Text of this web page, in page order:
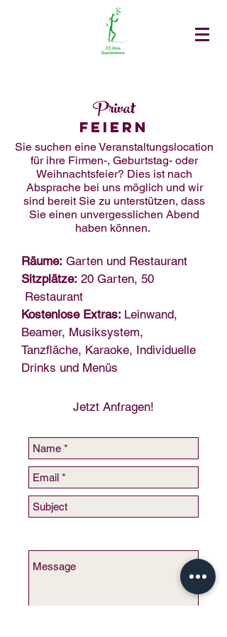
Privat
Feiern
Sie suchen eine Veranstaltungslocation
für ihre Firmen-, Geburtstag- oder
Weihnachtsfeier? Dies ist nach
Absprache bei uns möglich und wir
sind bereit Sie zu unterstützen, dass
Sie einen unvergesslichen Abend
haben können.
Räume: Garten und Restaurant
Sitzplätze: 20 Garten, 50
Restaurant
Kostenlose Extras: Leinwand,
Beamer, Musiksystem,
Tanzfläche, Karaoke, Individuelle
Drinks und Menüs
Jetzt Anfragen!